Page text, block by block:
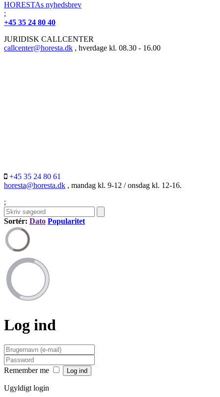
HORESTAs nyhedsbrev
;
+45 35 24 80 40
JURIDISK CALLCENTER
callcenter@horesta.dk , hverdage kl. 08.30 - 16.00
+45 35 24 80 61
horesta@horesta.dk , mandag kl. 9-12 / onsdag kl. 12-16.
;
Sortér: Dato Popularitet
Log ind
Remember me
Ugyldigt login